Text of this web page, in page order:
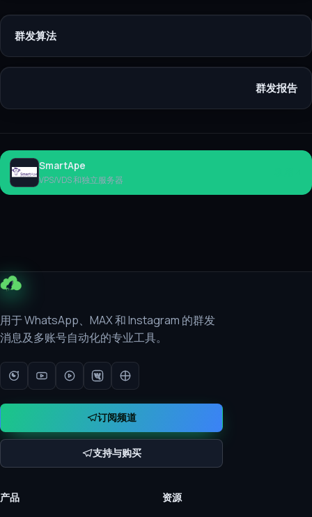
群发算法
群发报告
SmartApe
VPS/VDS 和独立服务器
用于 WhatsApp、MAX 和 Instagram 的群发
消息及多账号自动化的专业工具。
订阅频道
支持与购买
产品 资源